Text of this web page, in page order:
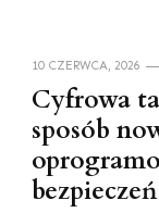
10 CZERWCA, 2026
Cyfrowa
sposób